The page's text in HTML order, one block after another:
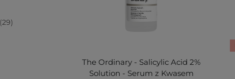
29
The Ordinary - Salicylic Acid 2%
Solution - Serum z Kwasem